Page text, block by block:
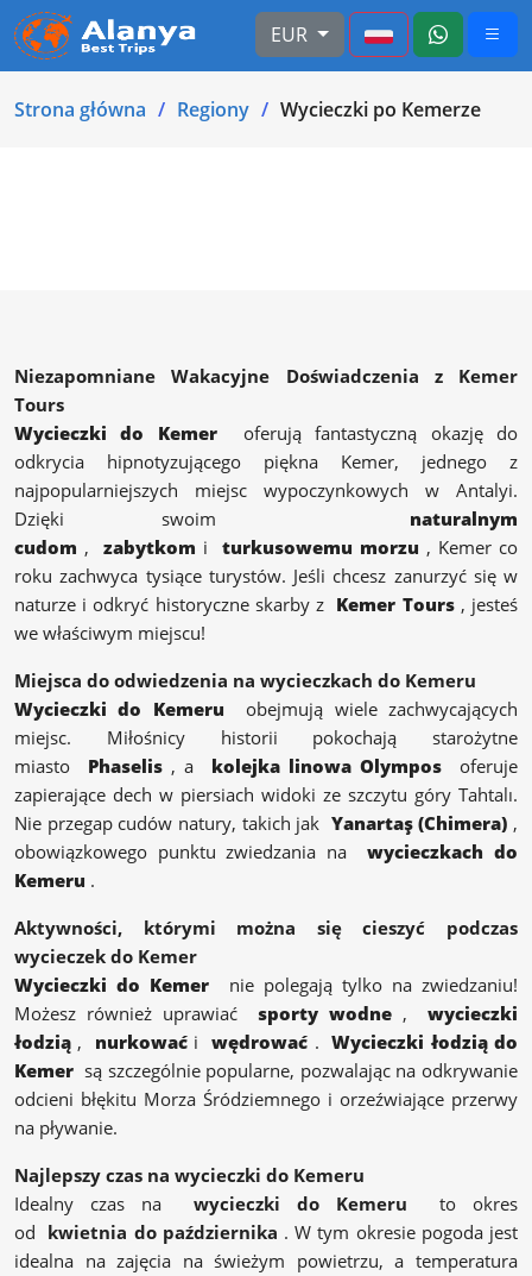
EUR
Strona główna Regiony Wycieczki po Kemerze
Niezapomniane Wakacyjne Doświadczenia z Kemer
Tours
Wycieczki do Kemeroferują fantastyczną okazję do
odkrycia hipnotyzującego piękna Kemer, jednego z
najpopularniejszych miejsc wypoczynkowych w Antalyi.
Dzięki swoim naturalnym
cudom , zabytkom i turkusowemu morzu , Kemer co
roku zachwyca tysiące turystów. Jeśli chcesz zanurzyć się w
naturze i odkryć historyczne skarby z Kemer Tours, jesteś
we właściwym miejscu!
Miejsca do odwiedzenia na wycieczkach do Kemeru
Wycieczki do Kemeru obejmują wiele zachwycających
miejsc. Miłośnicy historii pokochają starożytne
miasto Phaselis, a kolejka linowa Olympos oferuje
zapierające dech w piersiach widoki ze szczytu góry Tahtalı.
Nie przegap cudów natury, takich jak Yanartaş (Chimera) ,
obowiązkowego punktu zwiedzania nawycieczkach do
Kemeru .
Aktywności, którymi można się cieszyć podczas
wycieczek do Kemer
Wycieczki do Kemer nie polegają tylko na zwiedzaniu!
Możesz również uprawiać sporty wodne, wycieczki
łodzią , nurkować iwędrować .Wycieczki łodzią do
Kemer są szczególnie popularne, pozwalając na odkrywanie
odcieni błękitu Morza Śródziemnego i orzeźwiające przerwy
na pływanie.
Najlepszy czas na wycieczki do Kemeru
Idealny czas nawycieczki do Kemeru to okres
od kwietnia do października . W tym okresie pogoda jest
idealna na zajęcia na świeżym powietrzu, a temperatura